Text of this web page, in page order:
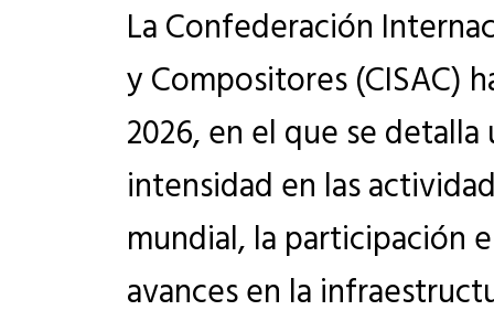
La Confederación
y Compositores (CISAC)
2026, en el que se
intensidad en las
mundial, la participación
avances en la